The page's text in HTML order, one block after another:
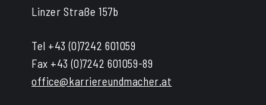
Linzer Straße 157b
Tel +43 (0)7242 601059
Fax +43 (0)7242 601059-89
office@karriereundmacher.at